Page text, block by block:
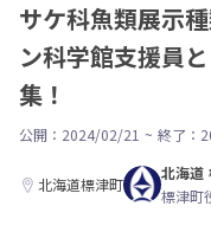
サケ科魚類展示
ン科学館支援員
集！
公開：2024/02/21 ~ 終了：
北海道標津町
北海道
標津町